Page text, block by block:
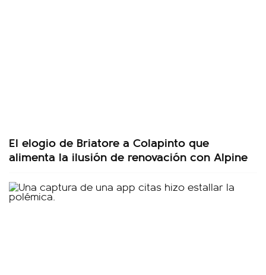
El elogio de Briatore a Colapinto que
alimenta la ilusión de renovación con Alpine